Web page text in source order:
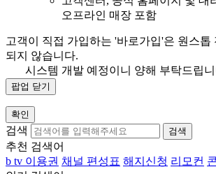
오프라인 매장 포함
고객이 직접 가입하는 '바로가입'은 원스톱
되지 않습니다.
시스템 개발 예정이니 양해 부탁드립니
팝업 닫기
확인
검색 검색
추천 검색어
b tv 이용권 채널 편성표 해지신청 리모컨